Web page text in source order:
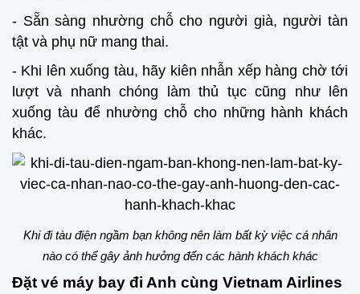
- Sẵn sàng nhường chỗ cho người già, người tàn
tật và phụ nữ mang thai.
- Khi lên xuống tàu, hãy kiên nhẫn xếp hàng chờ tới
lượt và nhanh chóng làm thủ tục cũng như lên
xuống tàu để nhường chỗ cho những hành khách
khác.
Khi đi tàu điện ngầm bạn không nên làm bất kỳ việc cá nhân
nào có thể gây ảnh hưởng đến các hành khách khác
Đặt vé máy bay đi Anh cùng Vietnam Airlines